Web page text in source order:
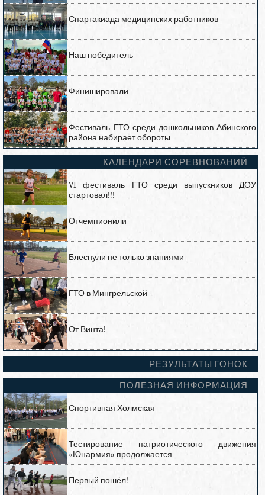
Спартакиада медицинских работников
Наш победитель
Финишировали
Фестиваль ГТО среди дошкольников Абинского
района набирает обороты
КАЛЕНДАРИ СОРЕВНОВАНИЙ
VI фестиваль ГТО среди выпускников ДОУ
стартовал!!!
Отчемпионили
Блеснули не только знаниями
ГТО в Мингрельской
От Винта!
РЕЗУЛЬТАТЫ ГОНОК
ПОЛЕЗНАЯ ИНФОРМАЦИЯ
Спортивная Холмская
Тестирование патриотического движения
«Юнармия» продолжается
Первый пошёл!